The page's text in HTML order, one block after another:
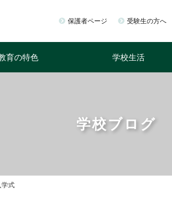
保護者ページ 受験生の方へ
育の特色 学校生活
学校ブログ
学式